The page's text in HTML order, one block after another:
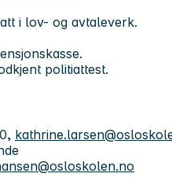
i lov- og avtaleverk.
politiattest.